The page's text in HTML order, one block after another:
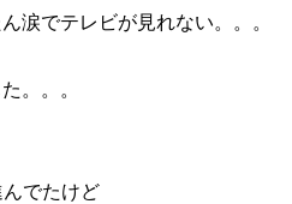
涙でテレビが見れない。。。
。。。
でたけど